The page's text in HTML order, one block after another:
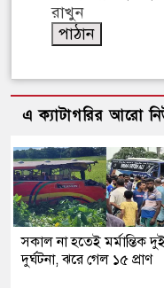
রাখুন
এ ক্যাটাগরির আরো
সকাল না হতেই মর্মান্তিক
দুর্ঘটনা, ঝরে গেল ১৫ প্রাণ